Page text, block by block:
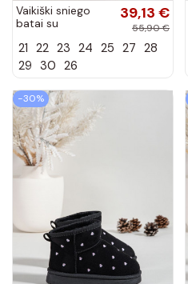
Vaikiški sniego
batai su
kaspinu, rožinės
spalvos Daven
39,13 €
55,90 €
21 22 23 24 25 27 28
29 30 26
−30%